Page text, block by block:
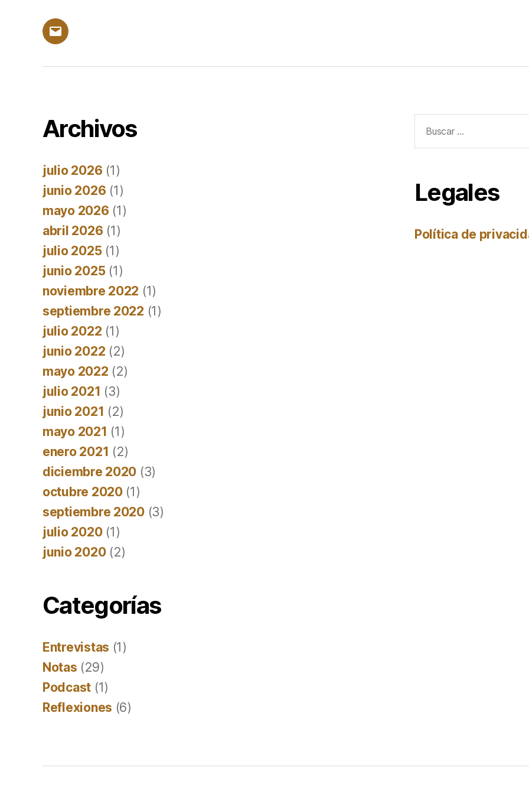
Correo
Archivos
julio 2026 (1)
junio 2026 (1)
mayo 2026 (1)
abril 2026 (1)
julio 2025(1)
junio 2025(1)
noviembre 2022 (1)
septiembre 2022 (1)
julio 2022 (1)
junio 2022 (2)
mayo 2022 (2)
julio 2021 (3)
junio 2021 (2)
mayo 2021 (1)
enero 2021 (2)
diciembre 2020 (3)
octubre 2020(1)
septiembre 2020(3)
julio 2020(1)
junio 2020(2)
Categorías
Entrevistas (1)
Notas (29)
Podcast (1)
Reflexiones (6)
Legales
Política de